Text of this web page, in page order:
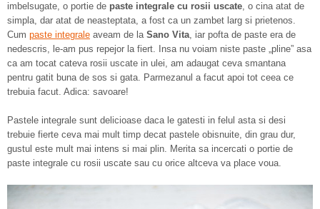
imbelsugate, o portie de paste integrale cu rosii uscate, o cina atat de
simpla, dar atat de neasteptata, a fost ca un zambet larg si prietenos.
Cum paste integrale aveam de laSano Vita, iar pofta de paste era de
nedescris, le-am pus repejor la fiert. Insa nu voiam niste paste „pline” asa
ca am tocat cateva rosii uscate in ulei, am adaugat ceva smantana
pentru gatit buna de sos si gata. Parmezanul a facut apoi tot ceea ce
trebuia facut. Adica: savoare!
Pastele integrale sunt delicioase daca le gatesti in felul asta si desi
trebuie fierte ceva mai mult timp decat pastele obisnuite, din grau dur,
gustul este mult mai intens si mai plin. Merita sa incercati o portie de
paste integrale cu rosii uscate sau cu orice altceva va place voua.